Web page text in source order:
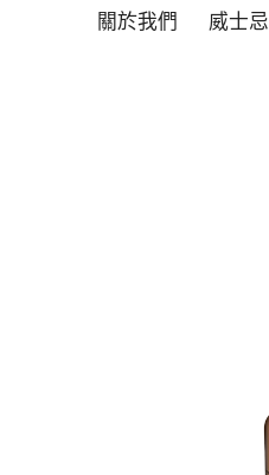
關於我們 威士忌